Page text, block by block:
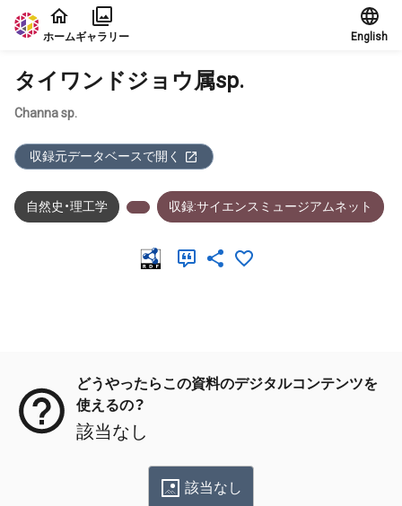
本文に飛ぶ
ホームギャラリー English
タイワンドジョウ属sp.
Channa sp.
収録元データベースで開く
自然史・理工学 収録:サイエンスミュージアムネット
どうやったらこの資料のデジタルコンテンツを
使えるの？
該当なし
該当なし